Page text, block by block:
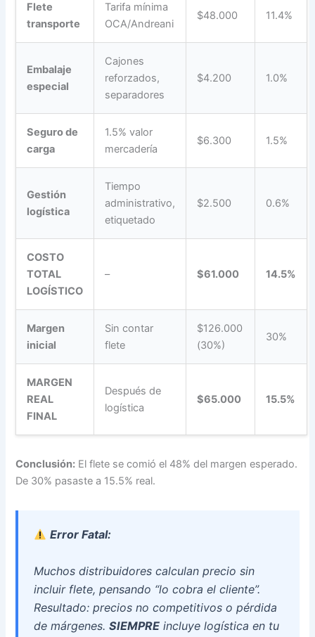
Flete
transporte
Tarifa mínima
OCA/Andreani
$48.000 11.4%
Embalaje
especial
Cajones
reforzados,
separadores
$4.200 1.0%
Seguro de
carga
1.5% valor
mercadería
$6.300 1.5%
Gestión
logística
Tiempo
administrativo,
etiquetado
$2.500 0.6%
COSTO
TOTAL
LOGÍSTICO
– $61.000 14.5%
Margen
inicial
Sin contar
flete
$126.000
(30%)
30%
MARGEN
REAL
FINAL
Después de
logística
$65.000 15.5%
Conclusión: El flete se comió el 48% del margen esperado.
De 30% pasaste a 15.5% real.
Error Fatal:
Muchos distribuidores calculan precio sin
incluir flete, pensando “lo cobra el cliente”.
Resultado: precios no competitivos o pérdida
de márgenes.SIEMPRE incluye logística en tu